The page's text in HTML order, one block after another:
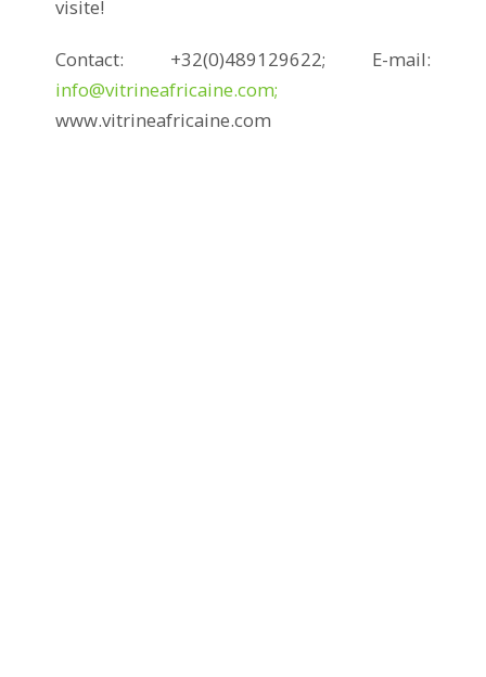
visite!
Contact: +32(0)489129622; E-mail:
info@vitrineafricaine.com;
www.vitrineafricaine.com